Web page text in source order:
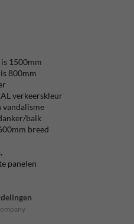
1500mm
800mm
verkeerskleur
balk
breed
panelen